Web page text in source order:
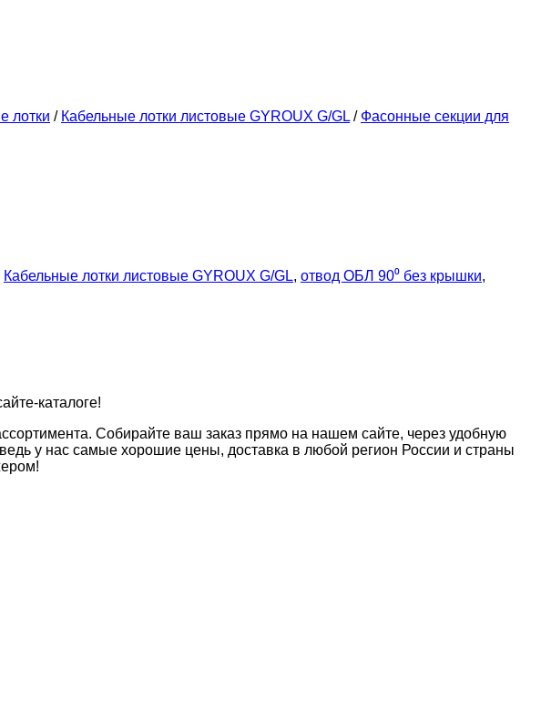
лотки / Кабельные лотки листовые GYROUX G/GL / Фасонные секции для
Кабельные лотки листовые GYROUX G/GL, отвод ОБЛ 90⁰ без крышки,
каталоге!
Собирайте ваш заказ прямо на нашем сайте, через удобную
у нас самые хорошие цены, доставка в любой регион России и страны